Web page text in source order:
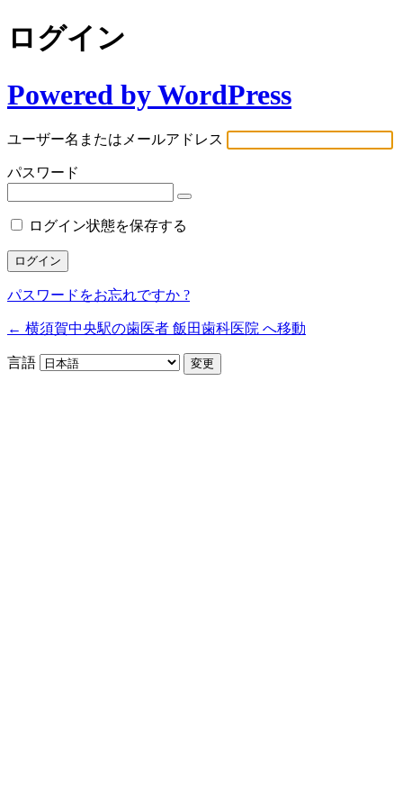
ログイン
Powered by WordPress
ユーザー名またはメールアドレス
パスワード
ログイン状態を保存する
パスワードをお忘れですか ?
← 横須賀中央駅の歯医者 飯田歯科医院 へ移動
言語